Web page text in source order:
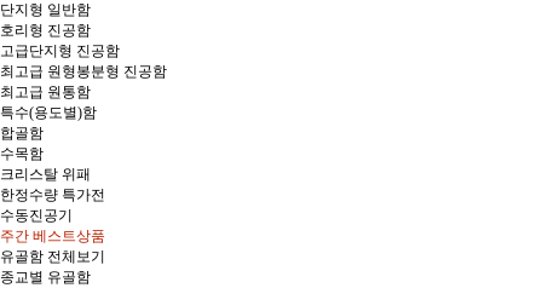
단지형 일반함
호리형 진공함
고급단지형 진공함
최고급 원형봉분형 진공함
최고급 원통함
특수(용도별)함
합골함
수목함
크리스탈 위패
한정수량 특가전
수동진공기
주간 베스트상품
유골함 전체보기
종교별 유골함